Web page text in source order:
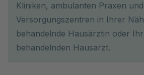
Kliniken, ambulanten Praxen
Versorgungszentren in Ihrer
behandelnde Hausärztin oder
behandelnden Hausarzt.